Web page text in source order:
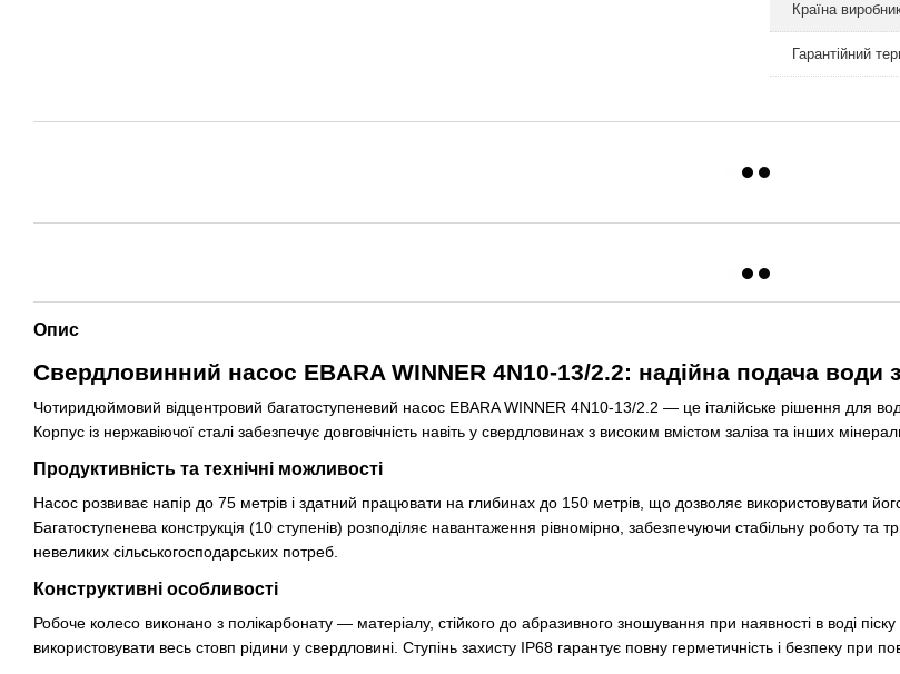
Країна
Гарантійний
Опис
Свердловинний насос EBARA WINNER 4N10-13/2.2: надійна подача води
Чотиридюймовий відцентровий багатоступеневий насос EBARA WINNER 4N10-13/2.2 — це італійське рішення для
Корпус із нержавіючої сталі забезпечує довговічність навіть у свердловинах з високим вмістом заліза та інших
Продуктивність та технічні можливості
Насос розвиває напір до 75 метрів і здатний працювати на глибинах до 150 метрів, що дозволяє використовувати
Багатоступенева конструкція (10 ступенів) розподіляє навантаження рівномірно, забезпечуючи стабільну роботу
невеликих сільськогосподарських потреб.
Конструктивні особливості
Робоче колесо виконано з полікарбонату — матеріалу, стійкого до абразивного зношування при наявності в воді
використовувати весь стовп рідини у свердловині. Ступінь захисту IP68 гарантує повну герметичність і безпеку при